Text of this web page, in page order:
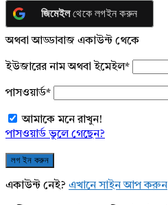
জিমেইলথেকে লগইন করুন
অথবা আড্ডাবাজ একাউন্ট থেকে
ইউজারের নাম অথবা ইমেইল*
পাসওয়ার্ড*
আমাকে মনে রাখুন!
পাসওয়ার্ড ভুলে গেছেন?
একাউন্ট নেই? এখানে সাইন আপ করুন